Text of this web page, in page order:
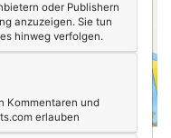
oder Publishern
anzuzeigen. Sie tun
hinweg verfolgen.
Kommentaren und
erlauben